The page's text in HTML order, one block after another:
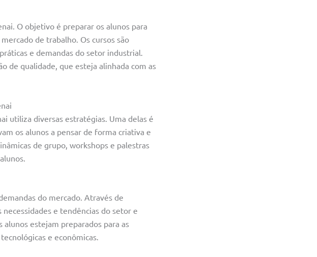
O objetivo é preparar os alunos para
de trabalho. Os cursos são
e demandas do setor industrial.
de qualidade, que esteja alinhada com as
utiliza diversas estratégias. Uma delas é
os alunos a pensar de forma criativa e
de grupo, workshops e palestras
do mercado. Através de
e tendências do setor e
estejam preparados para as
e econômicas.